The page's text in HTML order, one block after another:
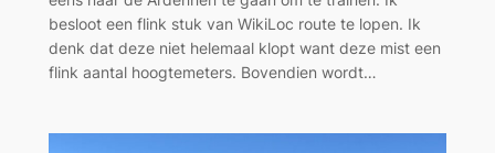
besloot een flink stuk van WikiLoc route te lopen. Ik
denk dat deze niet helemaal klopt want deze mist een
flink aantal hoogtemeters. Bovendien wordt…